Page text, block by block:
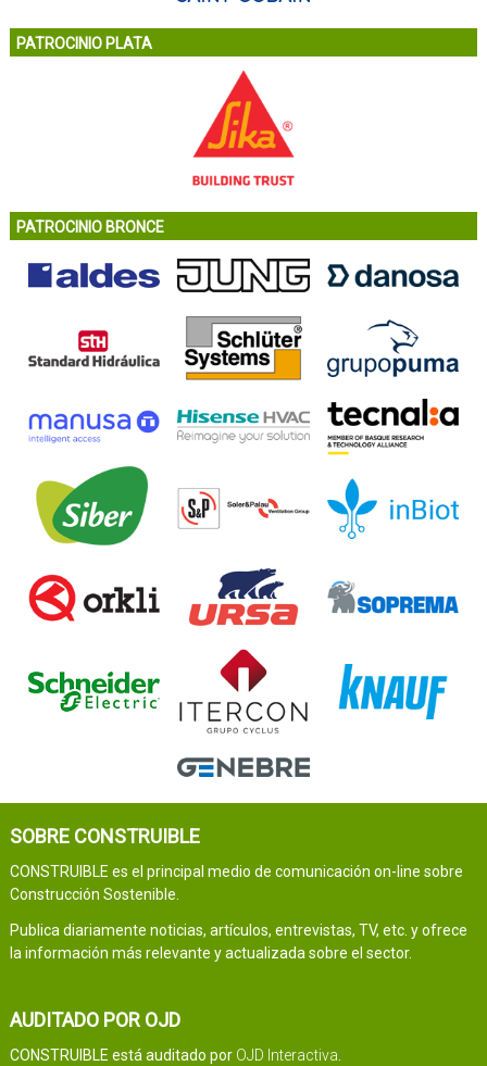
PATROCINIO PLATA
PATROCINIO BRONCE
SOBRE CONSTRUIBLE
CONSTRUIBLE es el principal medio de comunicación on-line sobre
Construcción Sostenible.
Publica diariamente noticias, artículos, entrevistas, TV, etc. y ofrece
la información más relevante y actualizada sobre el sector.
AUDITADO POR OJD
CONSTRUIBLE está auditado por OJD Interactiva.